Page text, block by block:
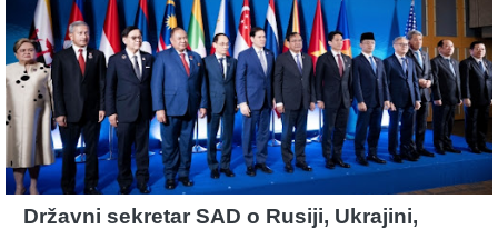
Državni sekretar SAD o Rusiji, Ukrajini,